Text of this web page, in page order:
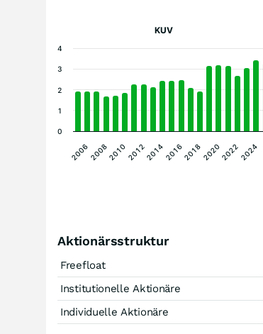
KUV
2006200820102012201420162018202020222024
0
1
2
3
4
Aktionärsstruktur
Freefloat
Institutionelle Aktionäre
Individuelle Aktionäre